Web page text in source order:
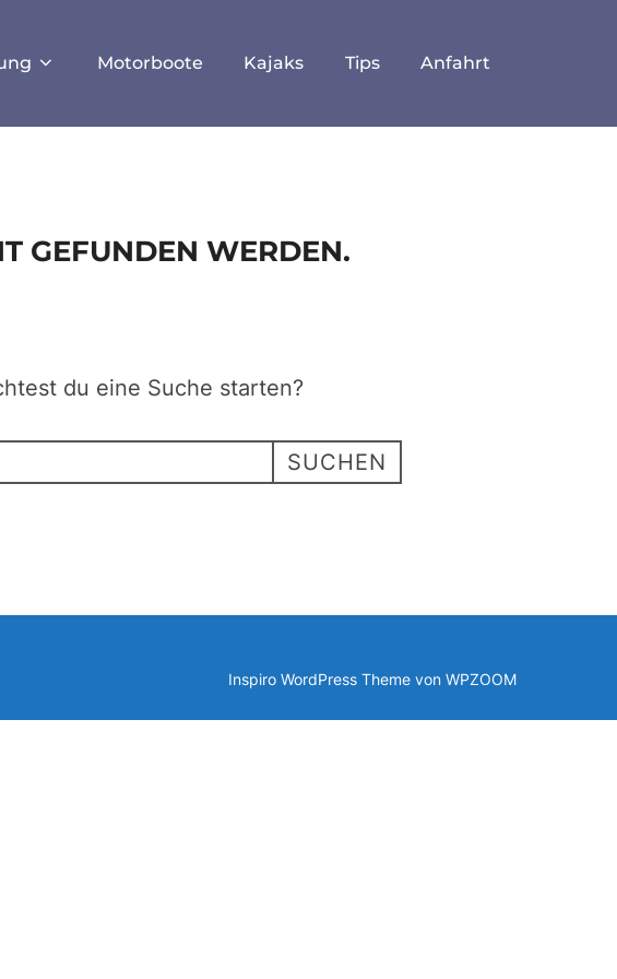
Motorboote Kajaks Tips Anfahrt
GEFUNDEN WERDEN.
du eine Suche starten?
SUCHEN
Inspiro WordPress Theme von WPZOOM